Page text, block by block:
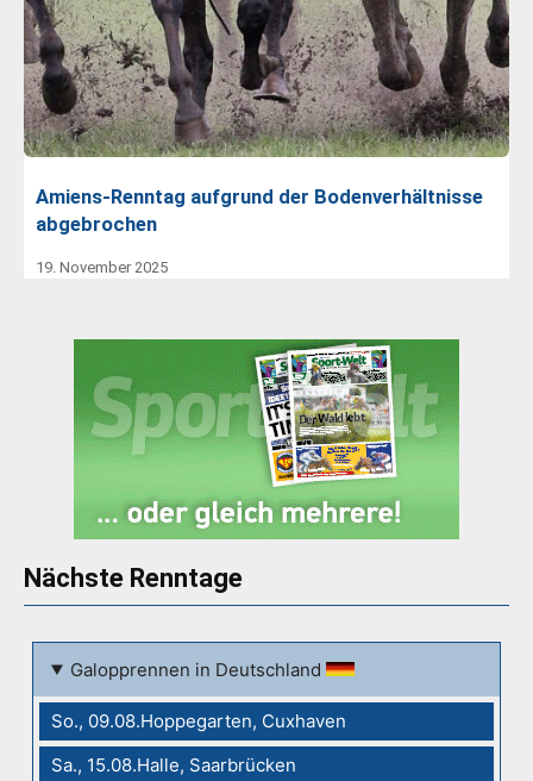
Amiens-Renntag aufgrund der Bodenverhältnisse
abgebrochen
19. November 2025
Nächste Renntage
Galopprennen in Deutschland
So., 09.08.Hoppegarten, Cuxhaven
Sa., 15.08.Halle, Saarbrücken